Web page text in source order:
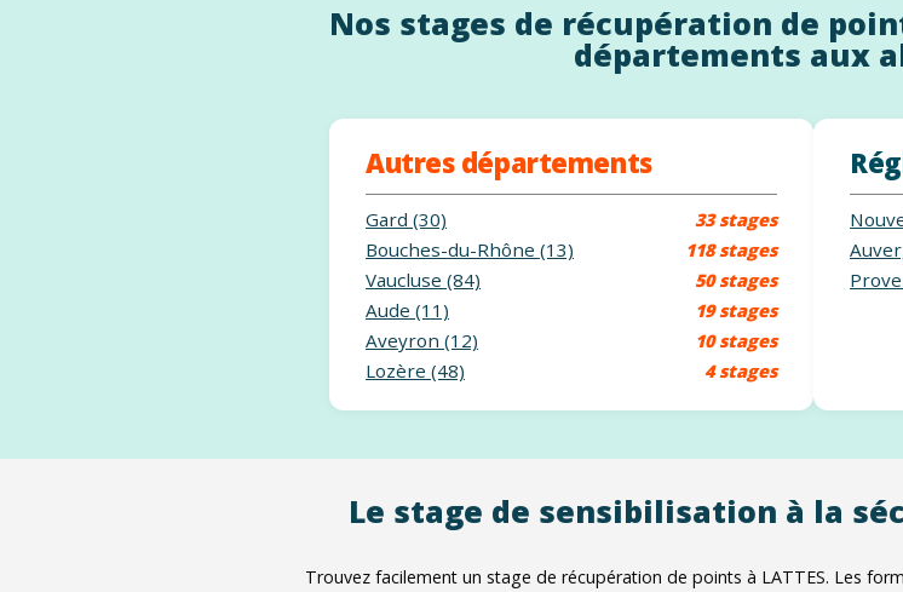
Nos stages de récupération de
départements aux
Autres départements
Gard (30) 33 stages
Bouches-du-Rhône (13) 118 stages
Vaucluse (84) 50 stages
Aude (11) 19 stages
Aveyron (12) 10 stages
Lozère (48) 4 stages
Le stage de sensibilisation à la
Trouvez facilement un stage de récupération de points à LATTES. Les